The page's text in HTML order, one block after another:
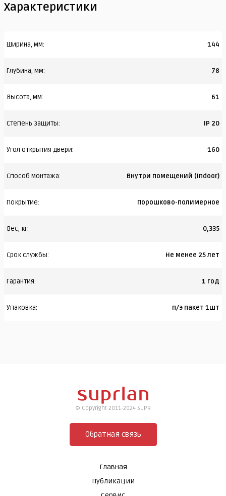
Характеристики
Ширина, мм: 144
Глубина, мм: 78
Высота, мм: 61
Степень защиты: IP 20
Угол открытия двери: 160
Способ монтажа: Внутри помещений (Indoor)
Покрытие: Порошково-полимерное
Вес, кг: 0,335
Срок службы: Не менее 25 лет
Гарантия: 1 год
Упаковка: п/э пакет 1шт
© Copyright 2011-2024 SUPR
Главная
Публикации
Обратная связь